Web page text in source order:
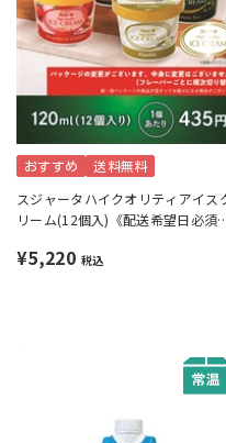
おすすめ 送料無料
スジャータハイクオリティアイス
リーム(12個入)《配送希望日必須
¥5,220 税込